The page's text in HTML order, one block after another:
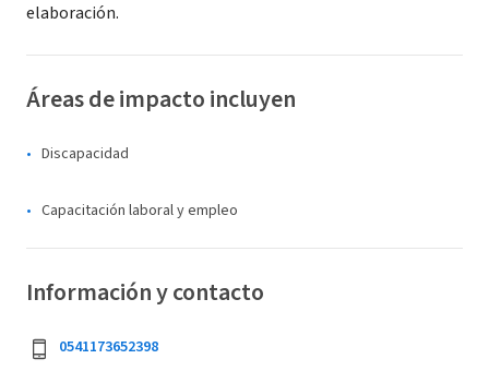
elaboración.
Áreas de impacto incluyen
Discapacidad
Capacitación laboral y empleo
Información y contacto
0541173652398